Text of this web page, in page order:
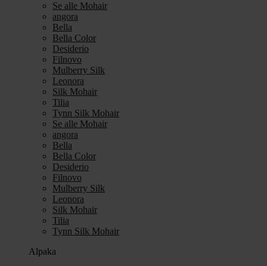
Se alle Mohair
angora
Bella
Bella Color
Desiderio
Filnovo
Mulberry Silk
Leonora
Silk Mohair
Tilia
Tynn Silk Mohair
Se alle Mohair
angora
Bella
Bella Color
Desiderio
Filnovo
Mulberry Silk
Leonora
Silk Mohair
Tilia
Tynn Silk Mohair
Alpaka